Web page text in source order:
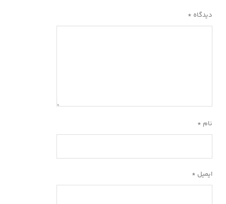
دیدگاه *
نام *
ایمیل *